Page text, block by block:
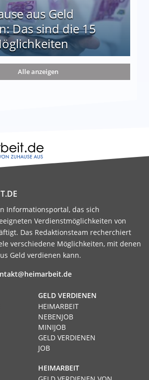
aus Geld
Das sind die 15
Alle anzeigen
Informationsportal, das sich
Verdienstmöglichkeiten von
Das Redaktionsteam recherchiert
verschiedene Möglichkeiten, mit denen
Geld verdienen kann.
GELD VERDIENEN
HEIMARBEIT
NEBENJOB
MINIJOB
GELD VERDIENEN
JOB
HEIMARBEIT